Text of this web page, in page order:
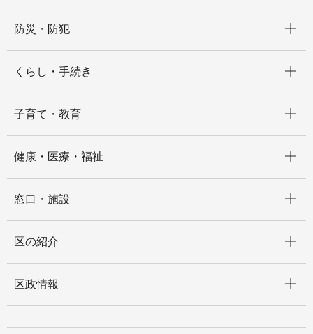
防災・防犯
くらし・手続き
子育て・教育
健康・医療・福祉
窓口・施設
区の紹介
区政情報